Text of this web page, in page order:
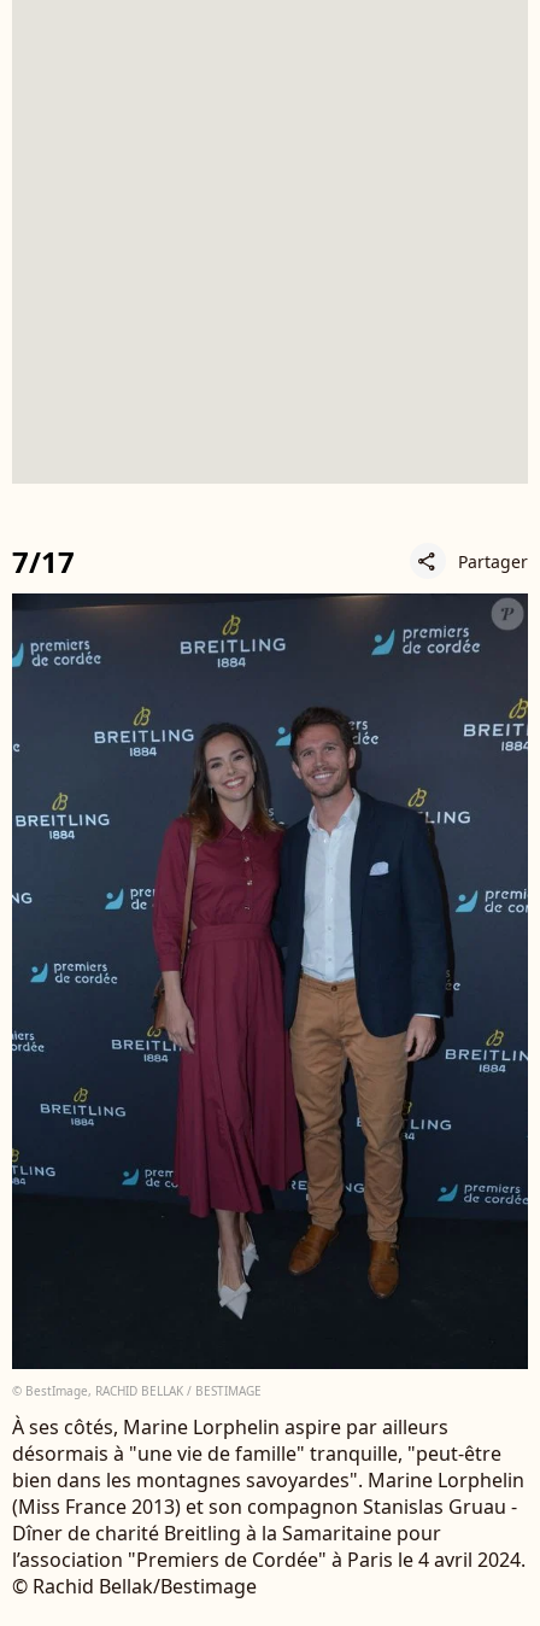
7/17 share Partager
© BestImage, RACHID BELLAK / BESTIMAGE
À ses côtés, Marine Lorphelin aspire par ailleurs
désormais à "une vie de famille" tranquille, "peut-être
bien dans les montagnes savoyardes". Marine Lorphelin
(Miss France 2013) et son compagnon Stanislas Gruau -
Dîner de charité Breitling à la Samaritaine pour
l’association "Premiers de Cordée" à Paris le 4 avril 2024.
© Rachid Bellak/Bestimage